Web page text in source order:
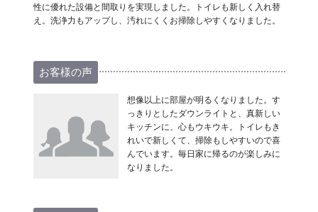
性に優れた設備と間取りを実現しました。トイレも新しく入れ替
え。洗浄力もアップし、汚れにくくお掃除しやすくなりました。
お客様の声
想像以上に部屋が明るくなりました。す
っきりとしたダウンライトと、真新しい
キッチンに、心もウキウキ。トイレもき
れいで新しくて、掃除もしやすいので喜
んでいます。毎日家に帰るのが楽しみに
なりました。